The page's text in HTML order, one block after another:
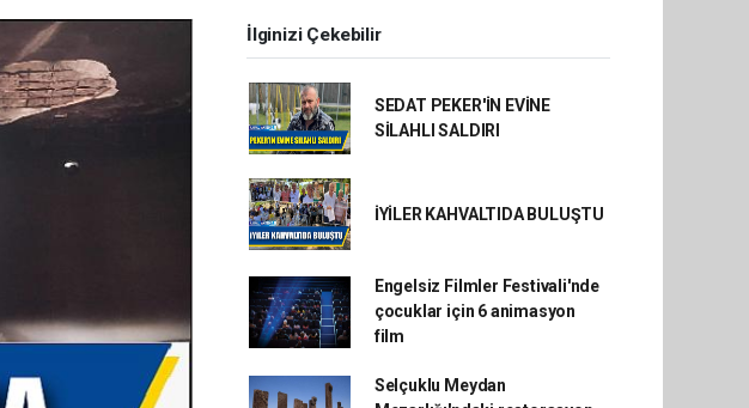
İlginizi Çekebilir
SEDAT PEKER'İN EVİNE
SİLAHLI SALDIRI
İYİLER KAHVALTIDA BULUŞTU
Engelsiz Filmler Festivali'nde
çocuklar için 6 animasyon
film
Selçuklu Meydan